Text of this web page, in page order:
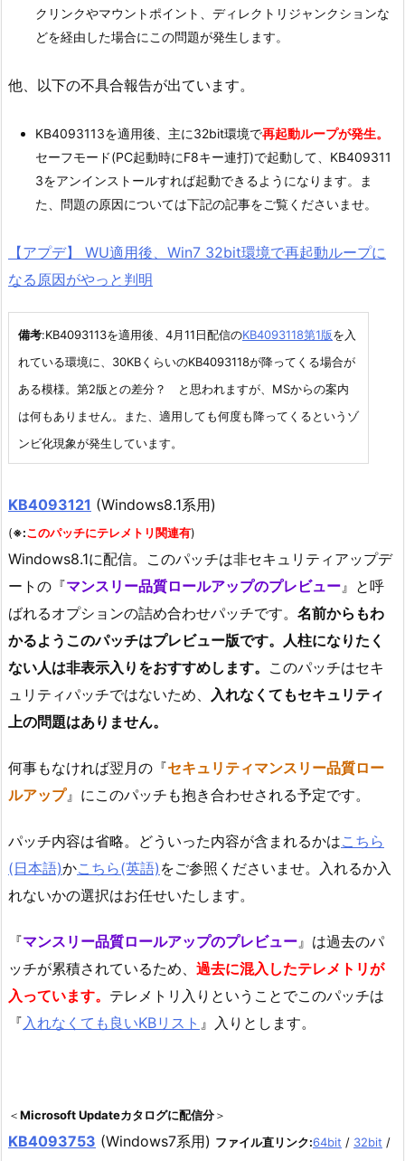
クリンクやマウントポイント、ディレクトリジャンクションな
どを経由した場合にこの問題が発生します。
他、以下の不具合報告が出ています。
KB4093113を適用後、主に32bit環境で再起動ループが発生。
セーフモード(PC起動時にF8キー連打)で起動して、KB409311
3をアンインストールすれば起動できるようになります。ま
た、問題の原因については下記の記事をご覧くださいませ。
【アプデ】 WU適用後、Win7 32bit環境で再起動ループに
なる原因がやっと判明
備考:KB4093113を適用後、4月11日配信のKB4093118第1版を入
れている環境に、30KBくらいのKB4093118が降ってくる場合が
ある模様。第2版との差分？ と思われますが、MSからの案内
は何もありません。また、適用しても何度も降ってくるというゾ
ンビ化現象が発生しています。
KB4093121 (Windows8.1系用)
(※:このパッチにテレメトリ関連有)
Windows8.1に配信。このパッチは非セキュリティアップデ
ートの『マンスリー品質ロールアップのプレビュー』と呼
ばれるオプションの詰め合わせパッチです。 名前からもわ
かるようこのパッチはプレビュー版です。人柱になりたく
ない人は非表示入りをおすすめします。 このパッチはセキ
ュリティパッチではないため、 入れなくてもセキュリティ
上の問題はありません。
何事もなければ翌月の『セキュリティマンスリー品質ロー
ルアップ』にこのパッチも抱き合わせされる予定です。
パッチ内容は省略。どういった内容が含まれるかはこちら
(日本語)かこちら(英語) をご参照くださいませ。入れるか入
れないかの選択はお任せいたします。
『マンスリー品質ロールアップのプレビュー 』は過去のパ
ッチが累積されているため、 過去に混入したテレメトリが
入っています。 テレメトリ入りということでこのパッチは
『 入れなくても良いKBリスト 』入りとします。
＜Microsoft Updateカタログに配信分＞
KB4093753 (Windows7系用) ファイル直リンク:64bit / 32bit /